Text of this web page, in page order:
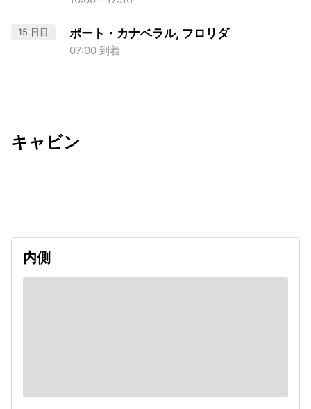
15 日目 ポート・カナベラル, フロリダ
07:00 到着
キャビン
内側